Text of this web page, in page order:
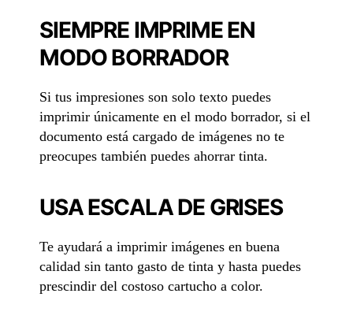
SIEMPRE IMPRIME EN
MODO BORRADOR
Si tus impresiones son solo texto puedes
imprimir únicamente en el modo borrador, si el
documento está cargado de imágenes no te
preocupes también puedes ahorrar tinta.
USA ESCALA DE GRISES
Te ayudará a imprimir imágenes en buena
calidad sin tanto gasto de tinta y hasta puedes
prescindir del costoso cartucho a color.